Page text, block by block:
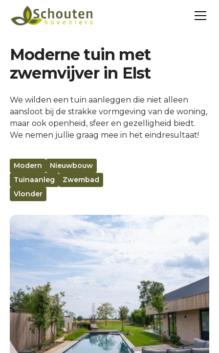
Moderne tuin met
zwemvijver in Elst
We wilden een tuin aanleggen die niet alleen
aansloot bij de strakke vormgeving van de woning,
maar ook openheid, sfeer en gezelligheid biedt.
We nemen jullie graag mee in het eindresultaat!
Modern
Nieuwbouw
Tuinaanleg
Zwembad
Vlonder